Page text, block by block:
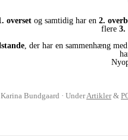
overset og samtidig har en 2.
flere 3.
, der har en sammenhæng
Bundgaard UnderArtikler&